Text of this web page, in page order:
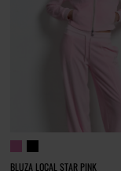
BLUZA LOCAL STAR PINK